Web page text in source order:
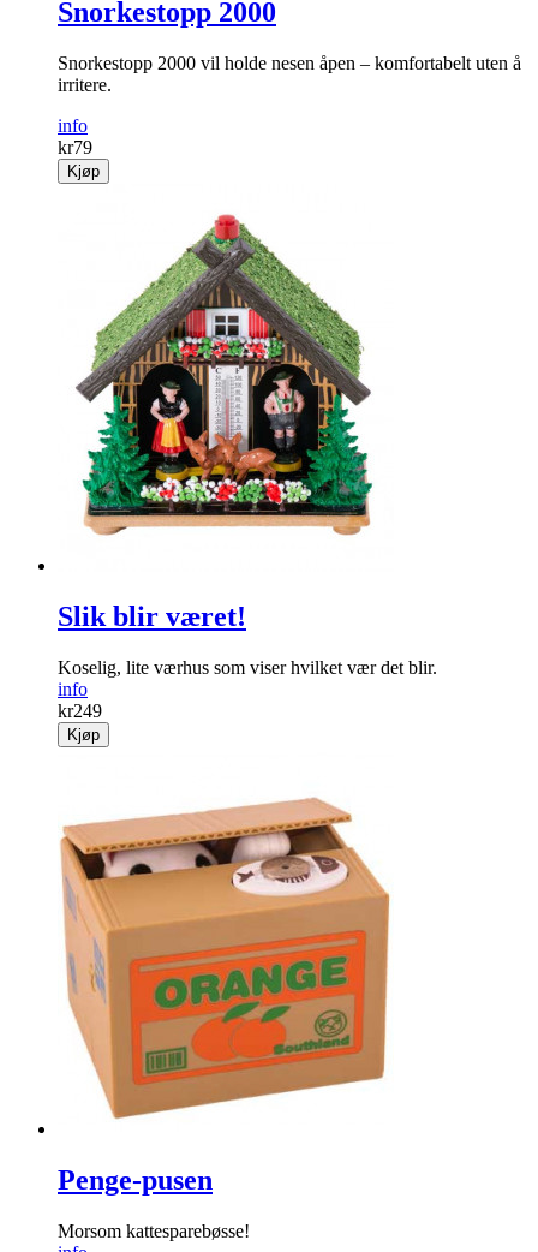
Snorkestopp 2000
Snorkestopp 2000 vil holde nesen åpen – komfortabelt uten å
irritere.
info
kr79
Kjøp
Slik blir været!
Koselig, lite værhus som viser hvilket vær det blir.
info
kr249
Kjøp
Penge-pusen
Morsom kattesparebøsse!